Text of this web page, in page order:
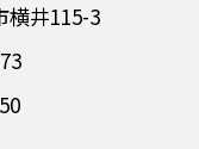
井115-3